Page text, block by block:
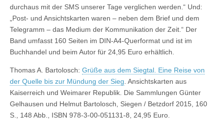
durchaus mit der SMS unserer Tage verglichen werden.“ Und:
„Post- und Ansichtskarten waren – neben dem Brief und dem
Telegramm – das Medium der Kommunikation der Zeit.“ Der
Band umfasst 160 Seiten im DIN-A4-Querformat und ist im
Buchhandel und beim Autor für 24,95 Euro erhältlich.
Thomas A. Bartolosch: Grüße aus dem Siegtal. Eine Reise von
der Quelle bis zur Mündung der Sieg . Ansichtskarten aus
Kaiserreich und Weimarer Republik. Die Sammlungen Günter
Gelhausen und Helmut Bartolosch, Siegen / Betzdorf 2015, 160
S., 148 Abb., ISBN 978-3-00-051131-8, 24,95 Euro.